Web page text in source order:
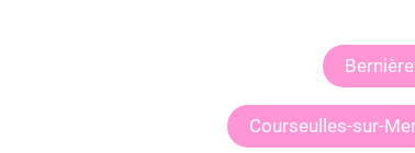
Courseulles-sur-